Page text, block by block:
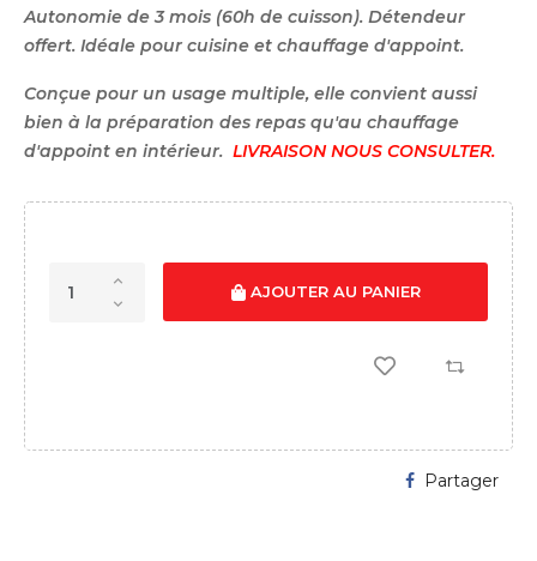
Autonomie de 3 mois (60h de cuisson). Détendeur
offert. Idéale pour cuisine et chauffage d'appoint.
Conçue pour un usage multiple, elle convient aussi
bien à la préparation des repas qu'au chauffage
d'appoint en intérieur. LIVRAISON NOUS CONSULTER.
AJOUTER AU PANIER
Partager